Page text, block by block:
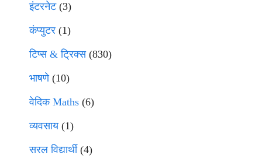
इंटरनेट(3)
कंप्युटर (1)
टिप्स & ट्रिक्स(830)
भाषणे(10)
वेदिक Maths (6)
व्यवसाय(1)
सरल विद्यार्थी(4)